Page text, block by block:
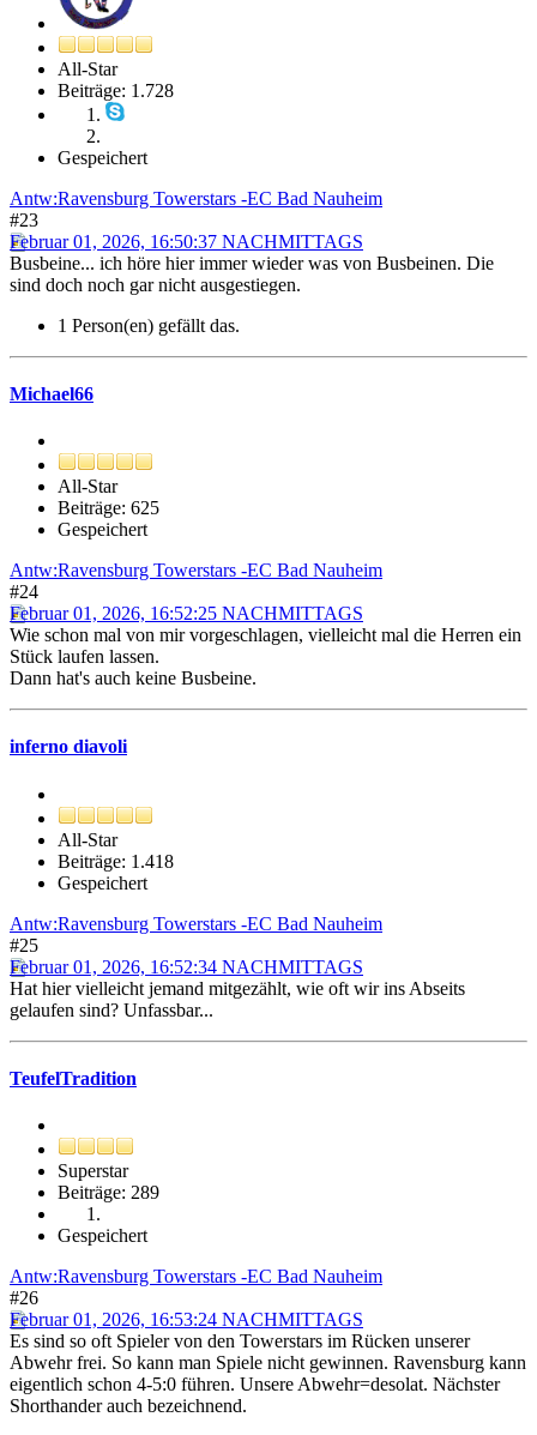
All-Star
Beiträge: 1.728
Gespeichert
Antw:Ravensburg Towerstars -EC Bad Nauheim
#23
Februar 01, 2026, 16:50:37 NACHMITTAGS
Busbeine... ich höre hier immer wieder was von Busbeinen. Die
sind doch noch gar nicht ausgestiegen.
1 Person(en) gefällt das.
Michael66
All-Star
Beiträge: 625
Gespeichert
Antw:Ravensburg Towerstars -EC Bad Nauheim
#24
Februar 01, 2026, 16:52:25 NACHMITTAGS
Wie schon mal von mir vorgeschlagen, vielleicht mal die Herren ein
Stück laufen lassen.
Dann hat's auch keine Busbeine.
inferno diavoli
All-Star
Beiträge: 1.418
Gespeichert
Antw:Ravensburg Towerstars -EC Bad Nauheim
#25
Februar 01, 2026, 16:52:34 NACHMITTAGS
Hat hier vielleicht jemand mitgezählt, wie oft wir ins Abseits
gelaufen sind? Unfassbar...
TeufelTradition
Superstar
Beiträge: 289
Gespeichert
Antw:Ravensburg Towerstars -EC Bad Nauheim
#26
Februar 01, 2026, 16:53:24 NACHMITTAGS
Es sind so oft Spieler von den Towerstars im Rücken unserer
Abwehr frei. So kann man Spiele nicht gewinnen. Ravensburg kann
eigentlich schon 4-5:0 führen. Unsere Abwehr=desolat. Nächster
Shorthander auch bezeichnend.